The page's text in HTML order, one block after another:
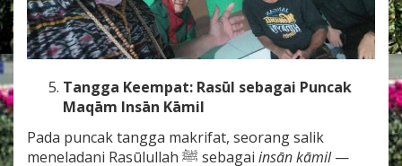
Tangga Keempat: Rasūl sebagai Puncak
Maqām Insān Kāmil
Pada puncak tangga makrifat, seorang salik
meneladani Rasūlullah ﷺ sebagai insān kāmil—